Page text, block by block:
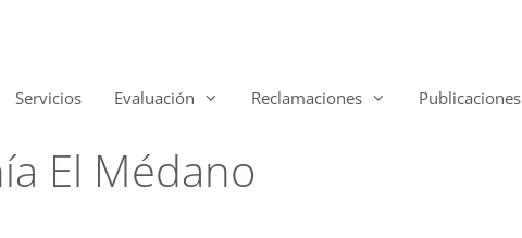
Servicios Evaluación Reclamaciones Publicaciones
El Médano